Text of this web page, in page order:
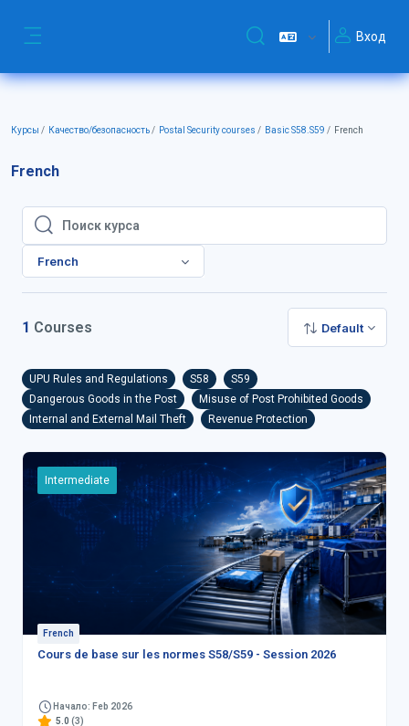
Изменить данныеВход
Курсы Качество/безопасность Postal Security courses Basic S58.S59 French
French
Поиск курса
Поиск курса
French
1 Courses Default
UPU Rules and Regulations S58
S59
Dangerous Goods in the Post
Misuse of Post Prohibited Goods
Internal and External Mail Theft
Revenue Protection
Intermediate
French
Cours de base sur les normes S58/S59 - Session 2026
Начало: Feb 2026
5.0 (3)